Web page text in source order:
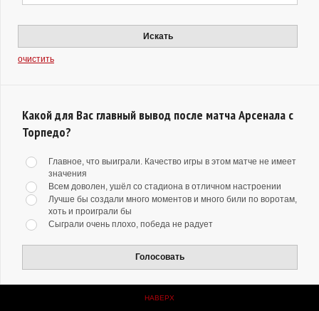
Искать
очистить
Какой для Вас главный вывод после матча Арсенала с
Торпедо?
Главное, что выиграли. Качество игры в этом матче не имеет
значения
Всем доволен, ушёл со стадиона в отличном настроении
Лучше бы создали много моментов и много били по воротам,
хоть и проиграли бы
Сыграли очень плохо, победа не радует
Голосовать
НАВЕРХ